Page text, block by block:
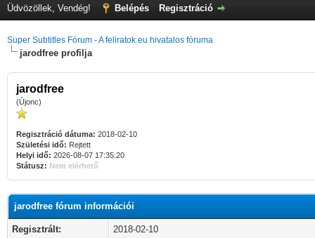
Üdvözöllek, Vendég! Belépés Regisztráció
Super Subtitles Fórum - A feliratok.eu hivatalos fóruma
jarodfree profilja
jarodfree
(Újonc)
Regisztráció dátuma: 2018-02-10
Születési idő: Rejtett
Helyi idő: 2026-08-07 17:35:20
Státusz: Nem elérhető
jarodfree fórum információi
Regisztrált:
2018-02-10